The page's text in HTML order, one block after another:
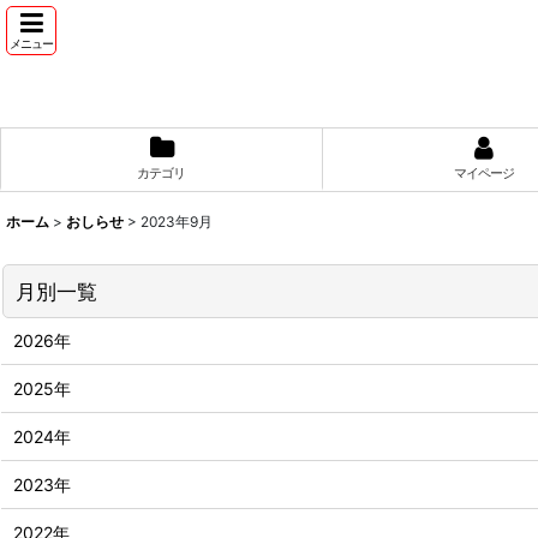
メニュー
カテゴリ マイページ
ホーム > おしらせ > 2023年9月
月別一覧
2026年
2025年
2024年
2023年
2022年